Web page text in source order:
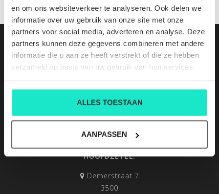
en om ons websiteverkeer te analyseren. Ook delen we
informatie over uw gebruik van onze site met onze
partners voor social media, adverteren en analyse. Deze
partners kunnen deze gegevens combineren met andere
informatie die u aan ze heeft verstrekt of die ze hebben
verzameld op basis van uw gebruik van hun services.
ALLES TOESTAAN
AANPASSEN
HOOFDZETEL:
Demerstraat 7
3500